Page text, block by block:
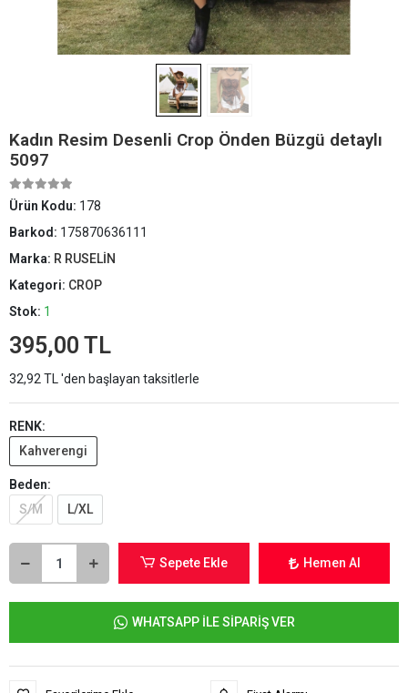
Kadın Resim Desenli Crop Önden Büzgü detaylı
5097
Ürün Kodu: 178
Barkod: 175870636111
Marka: R RUSELİN
Kategori: CROP
Stok: 1
395,00 TL
32,92 TL 'den başlayan taksitlerle
RENK:
Kahverengi
Beden:
S/M
L/XL
Sepete Ekle Hemen Al
WHATSAPP İLE SİPARİŞ VER